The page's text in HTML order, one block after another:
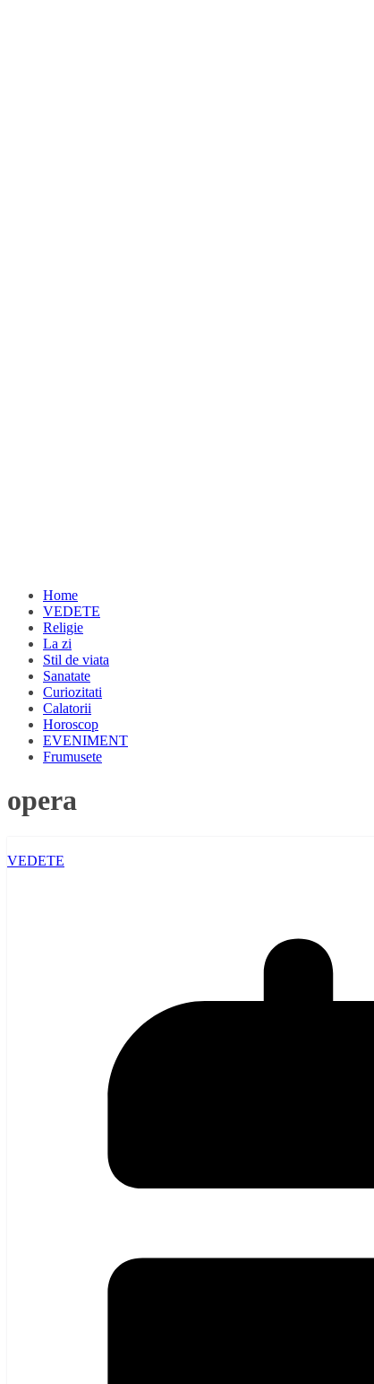
Home
VEDETE
Religie
La zi
Stil de viata
Sanatate
Curiozitati
Calatorii
Horoscop
EVENIMENT
Frumusete
opera
VEDETE